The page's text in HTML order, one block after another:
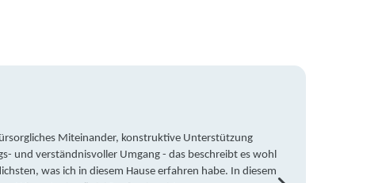
Miteinander, konstruktive Unterstützung
und verständnisvoller Umgang - das beschreibt es wohl
was ich in diesem Hause erfahren habe. In diesem